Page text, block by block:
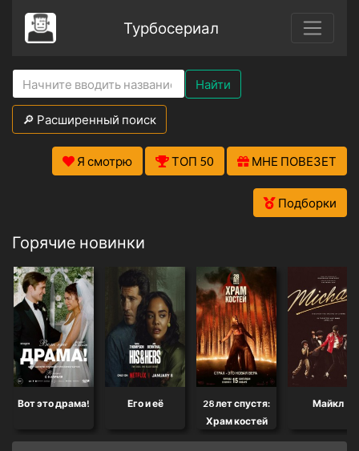
Турбосериал
Найти
🔎 Расширенный поиск
Я смотрю ТОП 50 МНЕ ПОВЕЗЕТ
Подборки
Горячие новинки
Вот это драма! Его и её
28 лет спустя:
Храм костей
Майкл